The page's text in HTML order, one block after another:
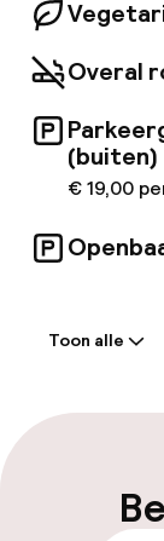
Overal
(buiten)
€ 19,00
Toon alle